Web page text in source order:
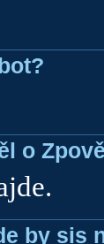
o
by sis